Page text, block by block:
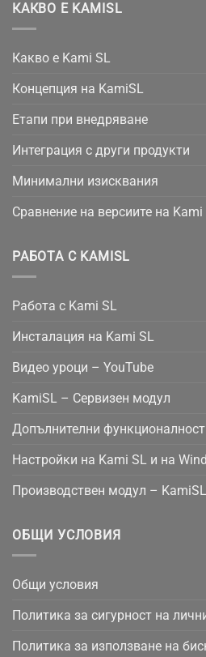
КАКВО Е KAMISL
Какво е Kami SL
Концепция на KamiSL
Етапи при внедряване
Интеграция с други продукти
Минимални изисквания
Сравнение на версиите на Kami
РАБОТА С KAMISL
Работа с Kami SL
Инсталация на Kami SL
Видео уроци – YouTube
KamiSL – Сервизен модул
Допълнителни
Настройки на Kami SL и на
Производствен модул – KamiSL
ОБЩИ УСЛОВИЯ
Общи условия
Политика за сигурност на
Политика за използване на